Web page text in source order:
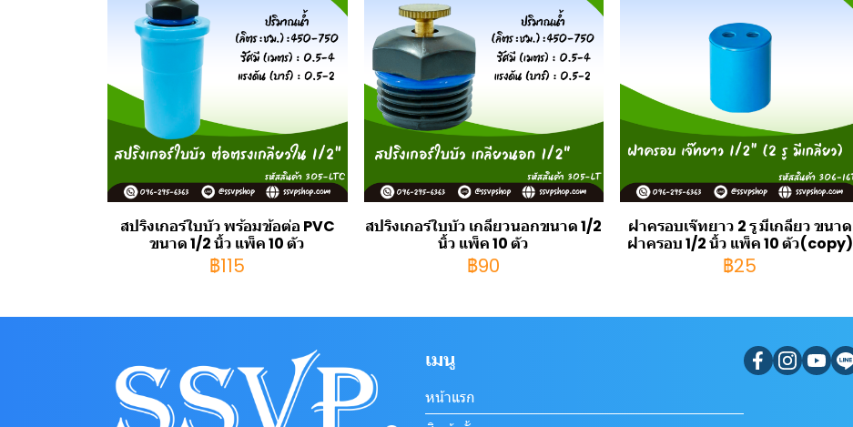
สปริงเกอร์ใบบัว พร้อมข้อต่อ PVC
ขนาด 1/2 นิ้ว แพ็ค 10 ตัว
฿115
สปริงเกอร์ใบบัว เกลียวนอกขนาด 1/2
นิ้ว แพ็ค 10 ตัว
฿90
ฝาครอบเจ๊ทยาว 2 รู มีเกลียว ขนาด
ฝาครอบ 1/2 นิ้ว แพ็ค 10 ตัว(copy)
฿25
เมนู
หน้าแรก